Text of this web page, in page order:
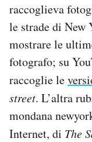
raccoglieva
le strade di New
mostrare le
fotografo; su
raccoglie le
street. L’altra
mondana
Internet, di The